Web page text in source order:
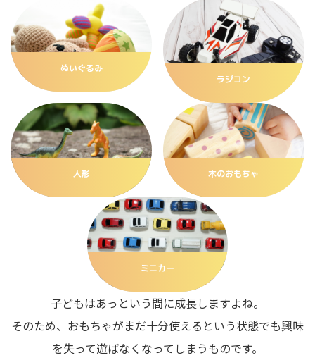
ぬいぐるみ
ラジコン
人形 木のおもちゃ
ミニカー
子どもはあっという間に成長しますよね。
そのため、おもちゃがまだ十分使えるという状態でも興味
を失って遊ばなくなってしまうものです。